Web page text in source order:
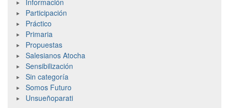
Información
Participación
Práctico
Primaria
Propuestas
Salesianos Atocha
Sensibilización
Sin categoría
Somos Futuro
Unsueñoparati